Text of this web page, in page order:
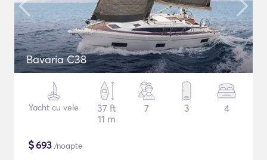
Bavaria C38
Yacht cu vele
37 ft
11 m
7 3 4
$693 /noapte